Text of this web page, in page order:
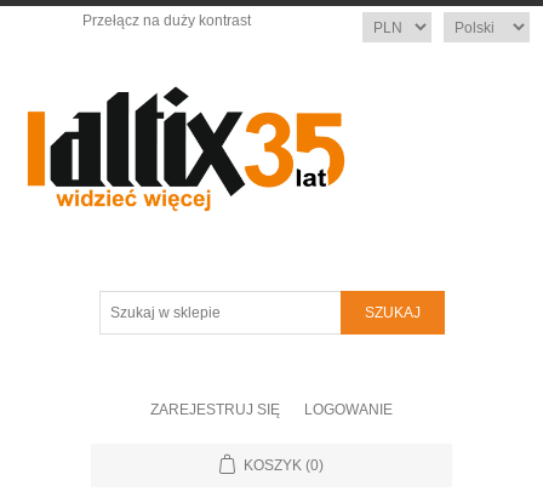
Język
Waluta
Przełącz na duży kontrast
sklepie
ZAREJESTRUJ SIĘ LOGOWANIE
KOSZYK (0)